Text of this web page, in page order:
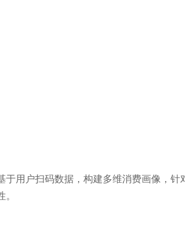
用户扫码数据，构建多维消费画像，针